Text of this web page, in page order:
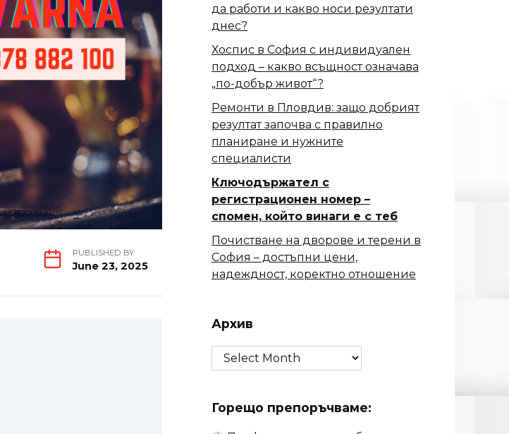
PUBLISHED BY
June 23, 2025
да работи и какво носи резултати
днес?
Хоспис в София с индивидуален
подход – какво всъщност означава
„по-добър живот“?
Ремонти в Пловдив: защо добрият
резултат започва с правилно
планиране и нужните
специалисти
Ключодържател с
регистрационен номер –
спомен, който винаги е с теб
Почистване на дворове и терени в
София – достъпни цени,
надеждност, коректно отношение
Архив
Архив
Горещо препоръчваме: